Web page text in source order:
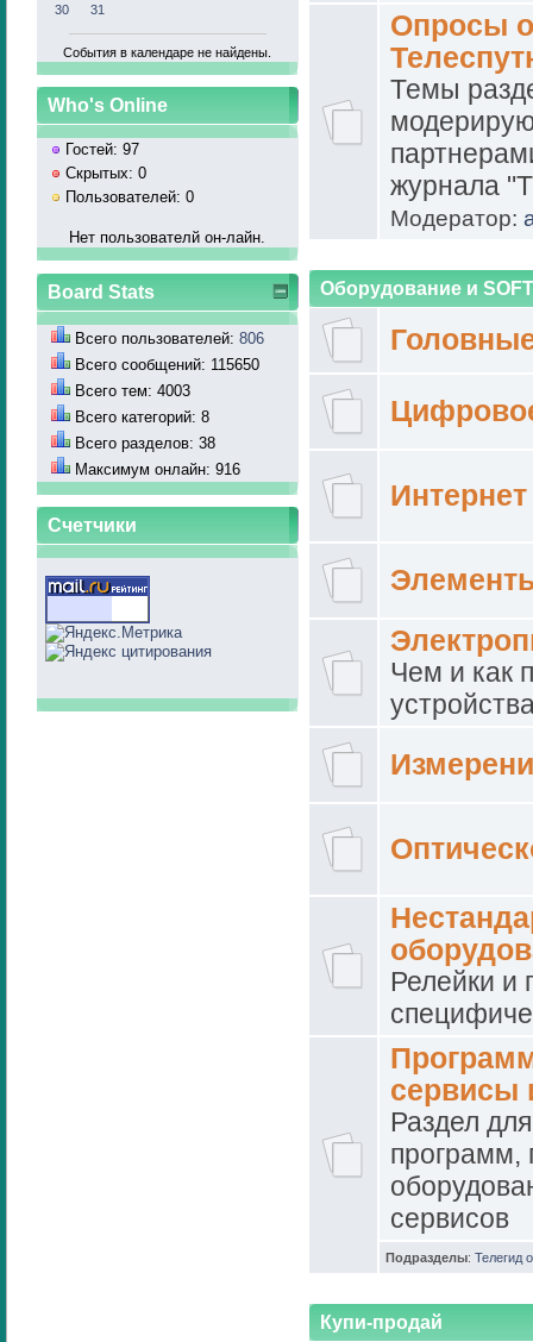
30
31
События в календаре не найдены.
Who's Online
Гостей: 97
Скрытых: 0
Пользователей: 0
Нет пользователй он-лайн.
Board Stats
Всего пользователей: 806
Всего сообщений: 115650
Всего тем: 4003
Всего категорий: 8
Всего разделов: 38
Максимум онлайн: 916
Счетчики
Опросы
Темы
журнала
Модератор:
Оборудование и SOFT
Интернет
Чем и как
Релейки и
сервисы
Раздел
программ,
сервисов
Подразделы: Телегид
Купи-продай